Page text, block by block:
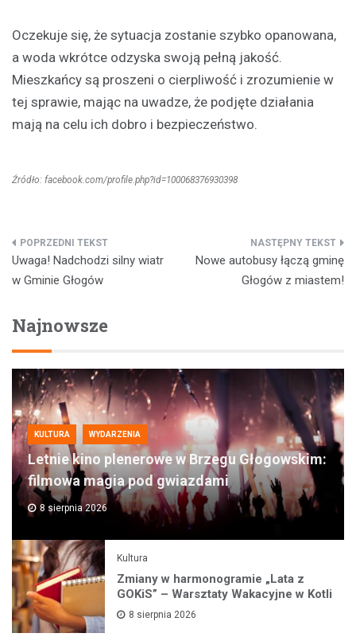
Oczekuje się, że sytuacja zostanie szybko opanowana,
a woda wkrótce odzyska swoją pełną jakość.
Mieszkańcy są proszeni o cierpliwość i zrozumienie w
tej sprawie, mając na uwadze, że podjęte działania
mają na celu ich dobro i bezpieczeństwo.
Źródło: facebook.com/profile.php?id=100068376930398
Nawigacja
wpisu
Uwaga! Nadchodzi silny wiatr
w Gminie Głogów
Nowe autobusy łączą gminę
Głogów z miastem!
Najnowsze
KULTURA WYDARZENIA
Letnie kino plenerowe w Brzegu Głogowskim:
filmowa magia pod gwiazdami
8 sierpnia 2026
Kultura
Zmiany w harmonogramie „Lata z
GOKiS” – Warsztaty Wakacyjne w Kotli
8 sierpnia 2026